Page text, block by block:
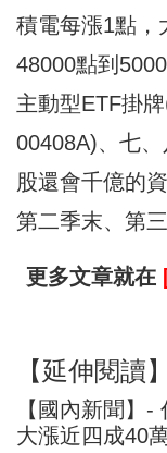
積電每漲1點，
48000點到
主動型ETF掛
00408A)、七
股還會千億的
第二季末、第
更多文章就在
【延伸閱讀】
【國內新聞】
大漲近四成40